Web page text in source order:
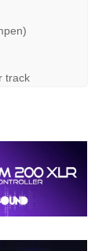
track